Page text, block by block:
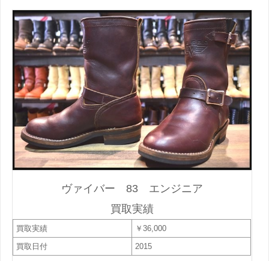
ヴァイバー 83 エンジニア
買取実績
買取実績
￥36,000
買取日付
2015